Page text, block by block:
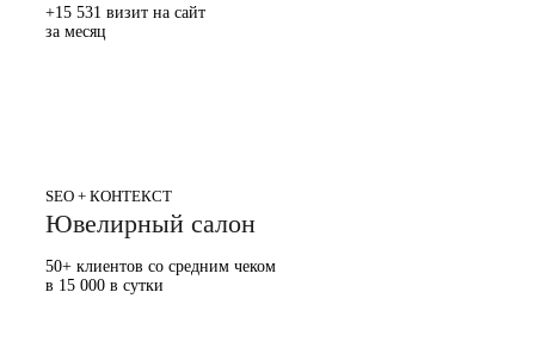
+15 531 визит на сайт
за месяц
SEO + КОНТЕКСТ
Ювелирный салон
50+ клиентов со средним чеком
в 15 000 в сутки